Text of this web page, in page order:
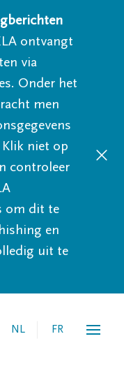
ontvangt
via
Onder het
men
niet op
controleer
om dit te
en
uit te
NL FR